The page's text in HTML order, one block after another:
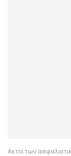
Αετοί των